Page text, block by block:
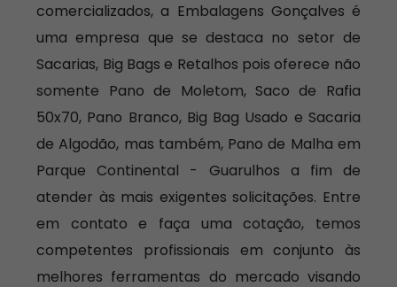
comercializados, a Embalagens Gonçalves é
uma empresa que se destaca no setor de
Sacarias, Big Bags e Retalhos pois oferece não
somente Pano de Moletom, Saco de Rafia
50x70, Pano Branco, Big Bag Usado e Sacaria
de Algodão, mas também, Pano de Malha em
Parque Continental - Guarulhos a fim de
atender às mais exigentes solicitações. Entre
em contato e faça uma cotação, temos
competentes profissionais em conjunto às
melhores ferramentas do mercado visando